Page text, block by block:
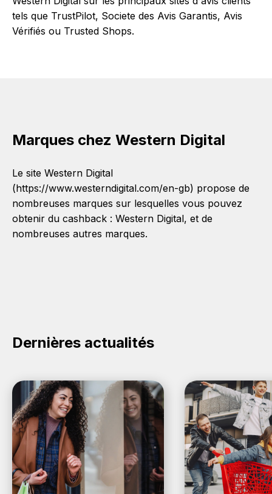
tels que TrustPilot, Societe des Avis Garantis, Avis
Vérifiés ou Trusted Shops.
Marques chez Western Digital
Le site Western Digital
(https://www.westerndigital.com/en-gb) propose de
nombreuses marques sur lesquelles vous pouvez
obtenir du cashback : Western Digital, et de
nombreuses autres marques.
Dernières actualités